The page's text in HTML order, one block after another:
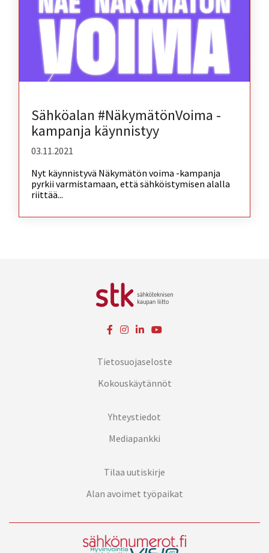
Sähköalan #NäkymätönVoima -
kampanja käynnistyy
03.11.2021
Nyt käynnistyvä Näkymätön voima -kampanja
pyrkii varmistamaan, että sähköistymisen alalla
riittää...
Tietosuojaseloste
Kokouskäytännöt
Yhteystiedot
Mediapankki
Tilaa uutiskirje
Alan avoimet työpaikat